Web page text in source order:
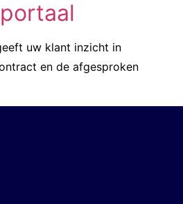
uw klant inzicht in
en de afgesproken